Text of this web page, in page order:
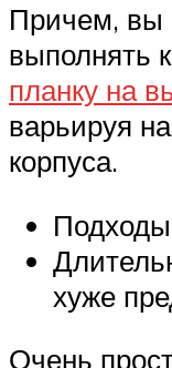
Причем, вы
выполнять
планку на
варьируя
корпуса.
хуже
Очень